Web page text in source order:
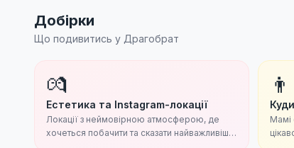
Добірки
Що подивитись у Драгобрат
💏
Естетика та Instagram-локації
Локації з неймовірною атмосферою, де
хочеться побачити та сказати найважливіші
Мамі